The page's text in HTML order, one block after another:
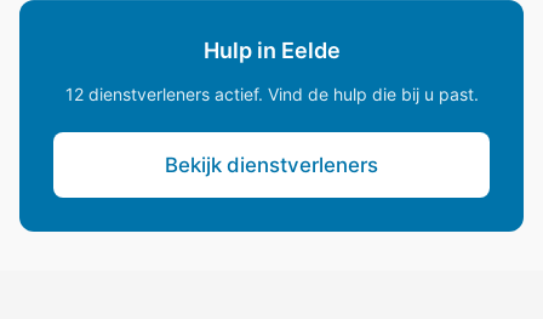
Hulp in Eelde
12 dienstverleners actief. Vind de hulp die bij u past.
Bekijk dienstverleners